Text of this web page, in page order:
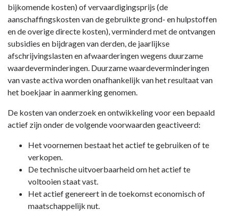
navigatie
Vaste
activa
Immateriële
vaste
activa
bijkomende kosten) of vervaardigingsprijs (de
aanschaffingskosten van de gebruikte grond- en hulpstoffen
en de overige directe kosten), verminderd met de ontvangen
subsidies en bijdragen van derden, de jaarlijkse
afschrijvingslasten en afwaarderingen wegens duurzame
waardeverminderingen. Duurzame waardeverminderingen
van vaste activa worden onafhankelijk van het resultaat van
het boekjaar in aanmerking genomen.
De kosten van onderzoek en ontwikkeling voor een bepaald
actief zijn onder de volgende voorwaarden geactiveerd:
Het voornemen bestaat het actief te gebruiken of te
verkopen.
De technische uitvoerbaarheid om het actief te
voltooien staat vast.
Het actief genereert in de toekomst economisch of
maatschappelijk nut.